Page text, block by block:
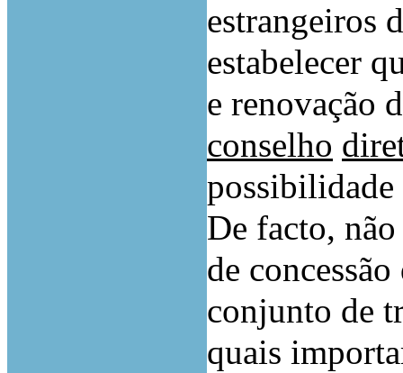
estrangeiros
estabelecer
e renovação
conselho
possibilidade
De facto,
de
conjunto de
quais